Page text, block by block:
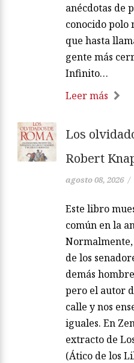
anécdotas de
conocido polo
que hasta
gente más
Infinito…
Leer más
Los
Robert
agosto 08, 2026 /
Este libro
común en la
de los
demás
pero el autor
calle y nos
iguales. En
extracto de
(Ático de los